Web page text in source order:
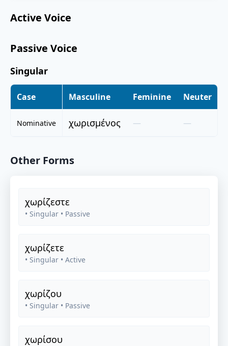
Active Voice
Passive Voice
Singular
Case Masculine Feminine Neuter
Nominative χωρισμένος — —
Other Forms
χωρίζεστε
• Singular • Passive
χωρίζετε
• Singular • Active
χωρίζου
• Singular • Passive
χωρίσου